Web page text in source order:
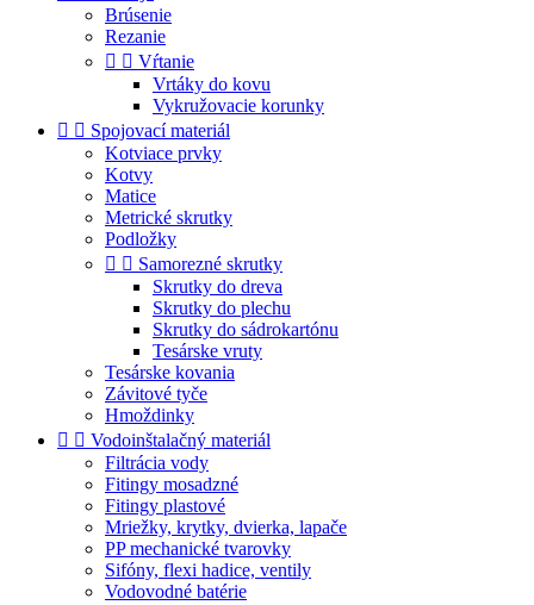
Brúsenie
Rezanie
  Vŕtanie
Vrtáky do kovu
Vykružovacie korunky
  Spojovací materiál
Kotviace prvky
Kotvy
Matice
Metrické skrutky
Podložky
  Samorezné skrutky
Skrutky do dreva
Skrutky do plechu
Skrutky do sádrokartónu
Tesárske vruty
Tesárske kovania
Závitové tyče
Hmoždinky
  Vodoinštalačný materiál
Filtrácia vody
Fitingy mosadzné
Fitingy plastové
Mriežky, krytky, dvierka, lapače
PP mechanické tvarovky
Sifóny, flexi hadice, ventily
Vodovodné batérie